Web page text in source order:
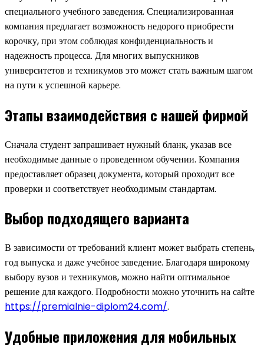
специального учебного заведения. Специализированная
компания предлагает возможность недорого приобрести
корочку, при этом соблюдая конфиденциальность и
надежность процесса. Для многих выпускников
университетов и техникумов это может стать важным шагом
на пути к успешной карьере.
Этапы взаимодействия с нашей фирмой
Сначала студент запрашивает нужный бланк, указав все
необходимые данные о проведенном обучении. Компания
предоставляет образец документа, который проходит все
проверки и соответствует необходимым стандартам.
Выбор подходящего варианта
В зависимости от требований клиент может выбрать степень,
год выпуска и даже учебное заведение. Благодаря широкому
выбору вузов и техникумов, можно найти оптимальное
решение для каждого. Подробности можно уточнить на сайте
https://premialnie-diplom24.com/.
Удобные приложения для мобильных